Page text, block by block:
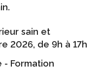
sain et
2026, de 9h à 17h
- Formation